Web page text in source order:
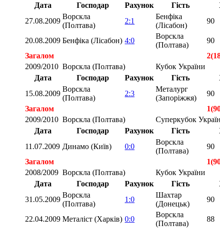
Дата
Господар Рахунок Гість
27.08.2009
Ворскла
(Полтава)
2:1
Бенфіка
(Лісабон)
90
20.08.2009 Бенфіка (Лісабон) 4:0
Ворскла
(Полтава)
90
Загалом
2009/2010 Ворскла (Полтава)
Кубок України
Дата
Господар Рахунок Гість
15.08.2009
Ворскла
(Полтава)
2:3
Металург
(Запоріжжя)
90
Загалом
2009/2010 Ворскла (Полтава)
Суперкубок
Дата
Господар Рахунок Гість
11.07.2009 Динамо (Київ) 0:0
Ворскла
(Полтава)
90
Загалом
2008/2009 Ворскла (Полтава)
Кубок України
Дата
Господар Рахунок Гість
31.05.2009
Ворскла
(Полтава)
1:0
Шахтар
(Донецьк)
90
22.04.2009 Металіст (Харків) 0:0
Ворскла
(Полтава)
88